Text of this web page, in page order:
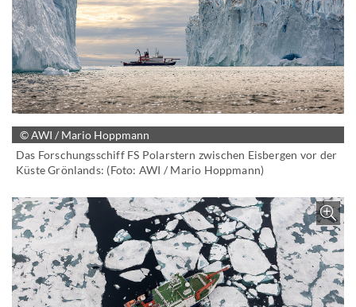
© AWI / Mario Hoppmann
Das Forschungsschiff FS Polarstern zwischen Eisbergen vor der
Küste Grönlands: (Foto: AWI / Mario Hoppmann)